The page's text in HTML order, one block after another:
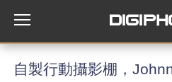
自製行動攝影棚，